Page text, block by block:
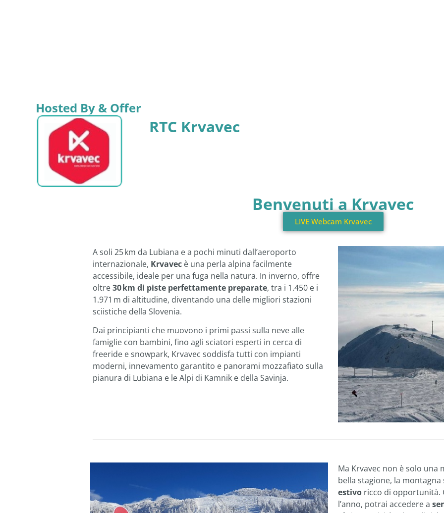
Hosted By & Offer
RTC Krvavec
Benvenuti a Krvavec
LIVE Webcam Krvavec
A soli 25 km da Lubiana e a pochi minuti dall’aeroporto
internazionale, Krvavec è una perla alpina facilmente
accessibile, ideale per una fuga nella natura. In inverno, offre
oltre30 km di piste perfettamente preparate, tra i 1.450 e i
1.971 m di altitudine, diventando una delle migliori stazioni
sciistiche della Slovenia.
Dai principianti che muovono i primi passi sulla neve alle
famiglie con bambini, fino agli sciatori esperti in cerca di
freeride e snowpark, Krvavec soddisfa tutti con impianti
moderni, innevamento garantito e panorami mozzafiato sulla
pianura di Lubiana e le Alpi di Kamnik e della Savinja.
Ma Krvavec non è solo una
bella stagione, la
estivo ricco di opportunità.
l’anno, potrai accedere a